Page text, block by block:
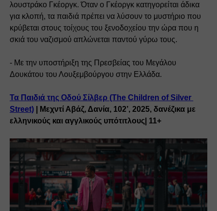
λουστράκο Γκέοργκ. Όταν ο Γκέοργκ κατηγορείται άδικα
για κλοπή, τα παιδιά πρέπει να λύσουν το μυστήριο που
κρύβεται στους τοίχους του ξενοδοχείου την ώρα που η
σκιά του ναζισμού απλώνεται παντού γύρω τους.
- Με την υποστήριξη της Πρεσβείας του Μεγάλου
Δουκάτου του Λουξεμβούργου στην Ελλάδα.
Τα Παιδιά της Οδού Σίλβερ (The Children of Silver
Street) | Μεχντί Αβάζ, Δανία, 102’, 2025, δανέζικα με
ελληνικούς και αγγλικούς υπότιτλους| 11+